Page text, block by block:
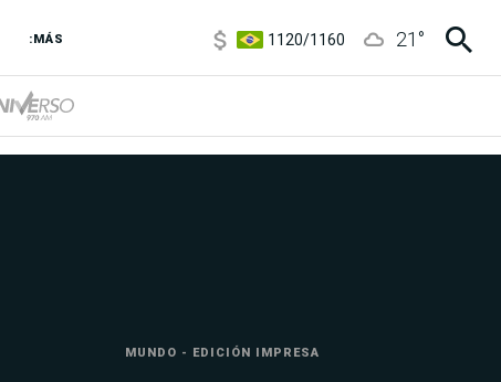
:MÁS
3,6/3,9
21 °
MUNDO - EDICIÓN IMPRESA